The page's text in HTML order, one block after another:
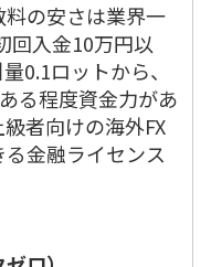
の安さは業界一
回入金10万円以
0.1ロットから、
る程度資金力があ
者向けの海外FX
金融ライセンス